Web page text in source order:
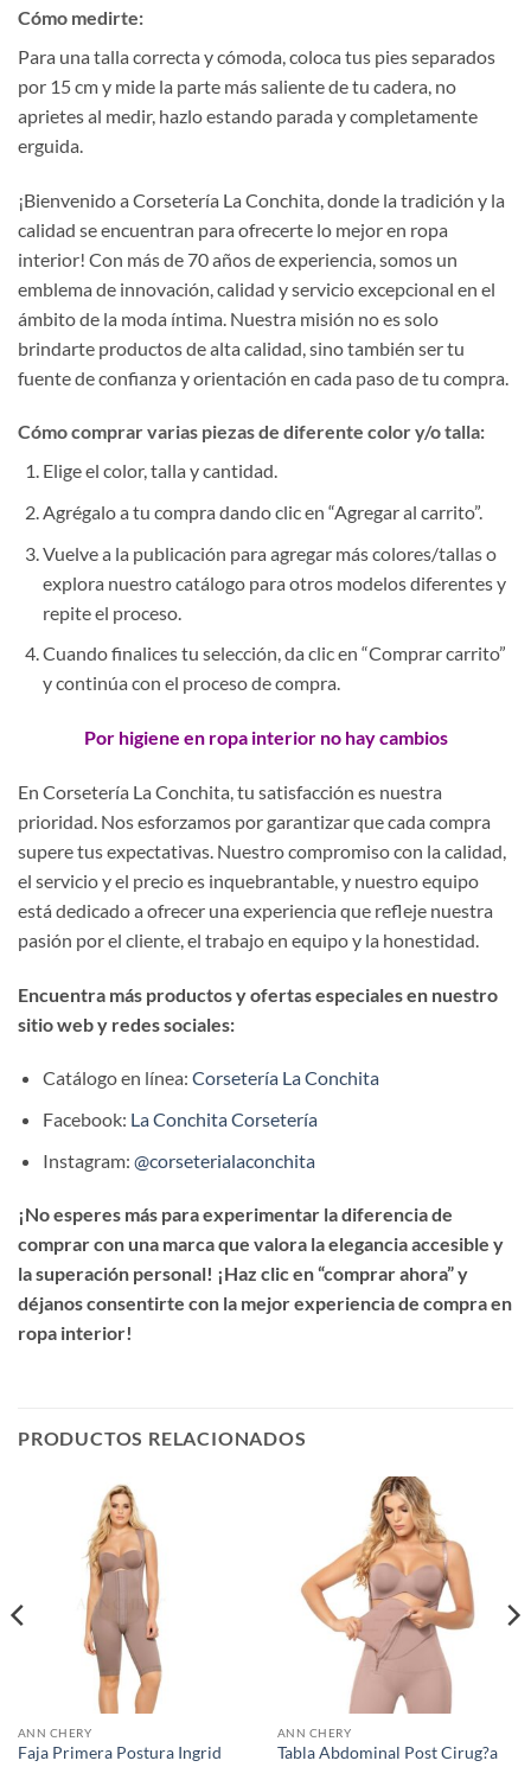
Cómo medirte:
Para una talla correcta y cómoda, coloca tus pies separados
por 15 cm y mide la parte más saliente de tu cadera, no
aprietes al medir, hazlo estando parada y completamente
erguida.
¡Bienvenido a Corsetería La Conchita, donde la tradición y la
calidad se encuentran para ofrecerte lo mejor en ropa
interior! Con más de 70 años de experiencia, somos un
emblema de innovación, calidad y servicio excepcional en el
ámbito de la moda íntima. Nuestra misión no es solo
brindarte productos de alta calidad, sino también ser tu
fuente de confianza y orientación en cada paso de tu compra.
Cómo comprar varias piezas de diferente color y/o talla:
Elige el color, talla y cantidad.
Agrégalo a tu compra dando clic en “Agregar al carrito”.
Vuelve a la publicación para agregar más colores/tallas o
explora nuestro catálogo para otros modelos diferentes y
repite el proceso.
Cuando finalices tu selección, da clic en “Comprar carrito”
y continúa con el proceso de compra.
Por higiene en ropa interior no hay cambios
En Corsetería La Conchita, tu satisfacción es nuestra
prioridad. Nos esforzamos por garantizar que cada compra
supere tus expectativas. Nuestro compromiso con la calidad,
el servicio y el precio es inquebrantable, y nuestro equipo
está dedicado a ofrecer una experiencia que refleje nuestra
pasión por el cliente, el trabajo en equipo y la honestidad.
Encuentra más productos y ofertas especiales en nuestro
sitio web y redes sociales:
Catálogo en línea: Corsetería La Conchita
Facebook: La Conchita Corsetería
Instagram: @corseterialaconchita
¡No esperes más para experimentar la diferencia de
comprar con una marca que valora la elegancia accesible y
la superación personal! ¡Haz clic en “comprar ahora” y
déjanos consentirte con la mejor experiencia de compra en
ropa interior!
PRODUCTOS RELACIONADOS
ANN CHERY
Faja Primera Postura Ingrid
ANN CHERY
Tabla Abdominal Post Cirug?a